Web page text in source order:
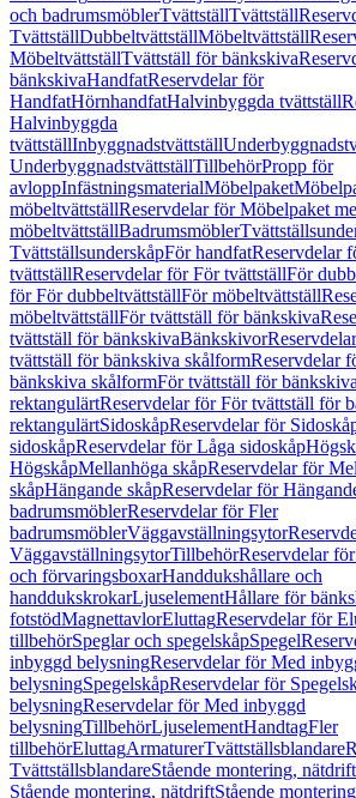
och badrumsmöblerTvättställTvättställ
TvättställDubbeltvättställMöbeltvättställ
MöbeltvättställTvättställ för bänkskiva
bänkskivaHandfatReservdelar för
HandfatHörnhandfatHalvinbyggda tvättställ
Halvinbyggda
tvättställInbyggnadstvättställ
UnderbyggnadstvättställTillbehörPropp för
avloppInfästningsmaterialMöbelpaket
möbeltvättställReservdelar för Möbelpaket
möbeltvättställBadrumsmöbler
TvättställsunderskåpFör handfatReservdelar
tvättställReservdelar för För tvättställFör
för För dubbeltvättställFör möbeltvättställ
möbeltvättställFör tvättställ för bänkskiva
tvättställ för bänkskivaBänkskivor
tvättställ för bänkskiva skålformReservdelar
bänkskiva skålformFör tvättställ för bänkskiva
rektangulärtReservdelar för För tvättställ för
rektangulärtSidoskåpReservdelar för
sidoskåpReservdelar för Låga sidoskåp
HögskåpMellanhöga skåpReservdelar för
skåpHängande skåpReservdelar för
badrumsmöblerReservdelar för Fler
badrumsmöblerVäggavställningsytor
VäggavställningsytorTillbehörReservdelar
och förvaringsboxarHanddukshållare och
handdukskrokarLjuselementHållare för
fotstödMagnettavlorEluttagReservdelar för
tillbehörSpeglar och spegelskåpSpegel
inbyggd belysningReservdelar för Med
belysningSpegelskåpReservdelar för
belysningReservdelar för Med inbyggd
belysningTillbehörLjuselementHandtagFler
tillbehörEluttagArmaturerTvättställsblandare
TvättställsblandareStående montering, nätdrift
Stående montering, nätdriftStående